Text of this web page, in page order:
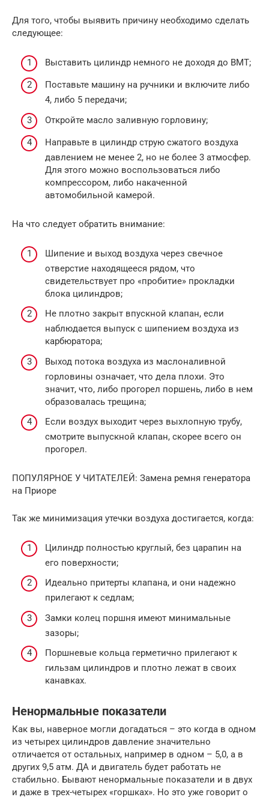
Для того, чтобы выявить причину необходимо сделать
следующее:
Выставить цилиндр немного не доходя до ВМТ;
Поставьте машину на ручники и включите либо
4, либо 5 передачи;
Откройте масло заливную горловину;
Направьте в цилиндр струю сжатого воздуха
давлением не менее 2, но не более 3 атмосфер.
Для этого можно воспользоваться либо
компрессором, либо накаченной
автомобильной камерой.
На что следует обратить внимание:
Шипение и выход воздуха через свечное
отверстие находящееся рядом, что
свидетельствует про «пробитие» прокладки
блока цилиндров;
Не плотно закрыт впускной клапан, если
наблюдается выпуск с шипением воздуха из
карбюратора;
Выход потока воздуха из маслоналивной
горловины означает, что дела плохи. Это
значит, что, либо прогорел поршень, либо в нем
образовалась трещина;
Если воздух выходит через выхлопную трубу,
смотрите выпускной клапан, скорее всего он
прогорел.
ПОПУЛЯРНОЕ У ЧИТАТЕЛЕЙ: Замена ремня генератора
на Приоре
Так же минимизация утечки воздуха достигается, когда:
Цилиндр полностью круглый, без царапин на
его поверхности;
Идеально притерты клапана, и они надежно
прилегают к седлам;
Замки колец поршня имеют минимальные
зазоры;
Поршневые кольца герметично прилегают к
гильзам цилиндров и плотно лежат в своих
канавках.
Ненормальные показатели
Как вы, наверное могли догадаться – это когда в одном
из четырех цилиндров давление значительно
отличается от остальных, например в одном – 5,0, а в
других 9,5 атм. ДА и двигатель будет работать не
стабильно. Бывают ненормальные показатели и в двух
и даже в трех-четырех «горшках». Но это уже говорит о